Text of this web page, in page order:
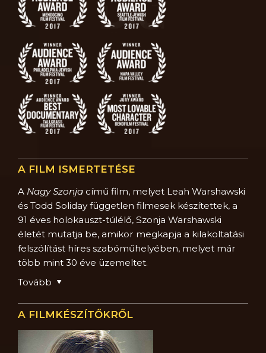
A FILM ISMERTETÉSE
A Nagy Szonja című film, melyet Leah Warshawski
és Todd Soliday független filmesek készítettek, a
91 éves holokauszt-túlélő, Szonja Warshawski
életét mutatja be, amikor megkapja a kilakoltatási
felszólítást híres szabóműhelyében, melyet már
több mint 30 éve üzemeltet.
Tovább
A FILMKÉSZÍTŐKRŐL